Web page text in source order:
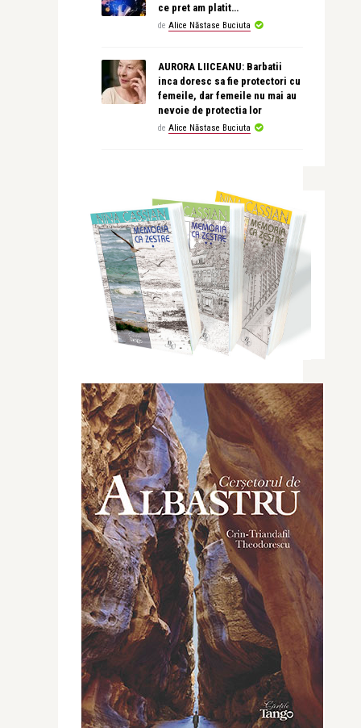
ce pret am platit…
de Alice Năstase Buciuta
AURORA LIICEANU: Barbatii
inca doresc sa fie protectori cu
femeile, dar femeile nu mai au
nevoie de protectia lor
de Alice Năstase Buciuta